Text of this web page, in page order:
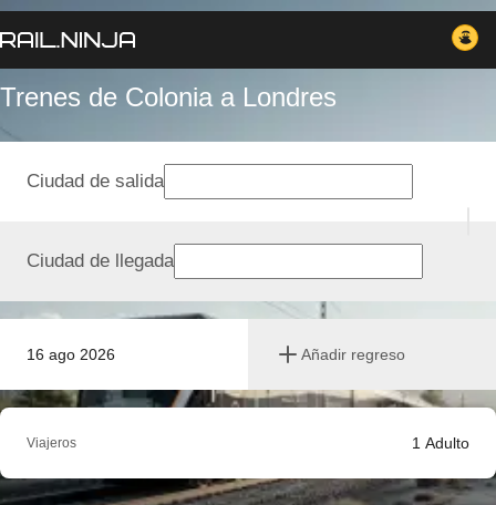
Trenes de Colonia a Londres
16 ago 2026 Añadir regreso
Ciudad de salida
Ciudad de llegada
Viajeros 1 Adulto